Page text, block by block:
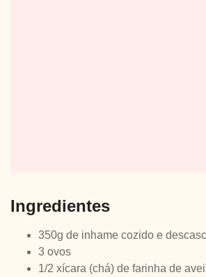
Ingredientes
350g de inhame cozido e
3 ovos
1/2 xícara (chá) de farinha de